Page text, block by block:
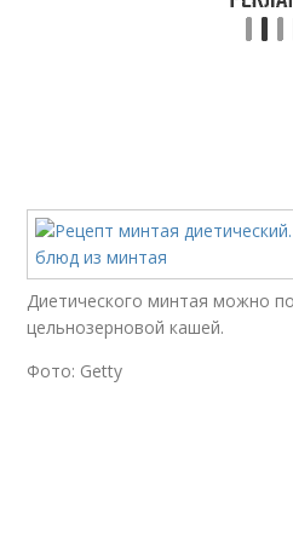
Минтай на сковороде
Диетического минтая можно
цельнозерновой кашей.
Фото: Getty